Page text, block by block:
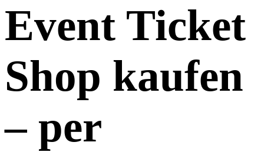
Event Ticket
Shop kaufen
– per